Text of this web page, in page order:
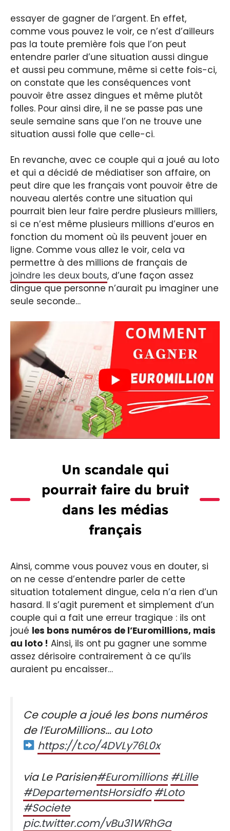
essayer de gagner de l’argent. En effet,
comme vous pouvez le voir, ce n’est d’ailleurs
pas la toute première fois que l’on peut
entendre parler d’une situation aussi dingue
et aussi peu commune, même si cette fois-ci,
on constate que les conséquences vont
pouvoir être assez dingues et même plutôt
folles. Pour ainsi dire, il ne se passe pas une
seule semaine sans que l’on ne trouve une
situation aussi folle que celle-ci.
En revanche, avec ce couple qui a joué au loto
et qui a décidé de médiatiser son affaire, on
peut dire que les français vont pouvoir être de
nouveau alertés contre une situation qui
pourrait bien leur faire perdre plusieurs milliers,
si ce n’est même plusieurs millions d’euros en
fonction du moment où ils peuvent jouer en
ligne. Comme vous allez le voir, cela va
permettre à des millions de français de
joindre les deux bouts, d’une façon assez
dingue que personne n’aurait pu imaginer une
seule seconde…
Un scandale qui
pourrait faire du bruit
dans les médias
français
Ainsi, comme vous pouvez vous en douter, si
on ne cesse d’entendre parler de cette
situation totalement dingue, cela n’a rien d’un
hasard. Il s’agit purement et simplement d’un
couple qui a fait une erreur tragique : ils ont
joué les bons numéros de l’Euromillions, mais
au loto ! Ainsi, ils ont pu gagner une somme
assez dérisoire contrairement à ce qu’ils
auraient pu encaisser…
Ce couple a joué les bons numéros
de l’EuroMillions… au Loto
https://t.co/4DVLy76L0x
via Le Parisien#Euromillions #Lille
#DepartementsHorsidfo #Loto
#Societe
pic.twitter.com/vBu31WRhGa